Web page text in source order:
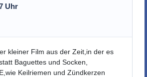
Uhr
kleiner Film aus der Zeit,in der es
Baguettes und Socken,
Keilriemen und Zündkerzen